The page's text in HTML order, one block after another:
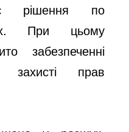
рішення по
При цьому
забезпеченні
захисті прав